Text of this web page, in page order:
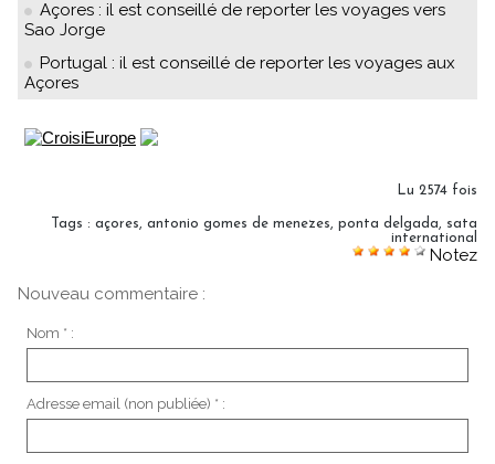
Açores : il est conseillé de reporter les voyages vers
Sao Jorge
Portugal : il est conseillé de reporter les voyages aux
Açores
Lu 2574 fois
Tags : açores, antonio gomes de menezes, ponta delgada, sata
international
Notez
Nouveau commentaire :
Nom * :
Adresse email (non publiée) * :